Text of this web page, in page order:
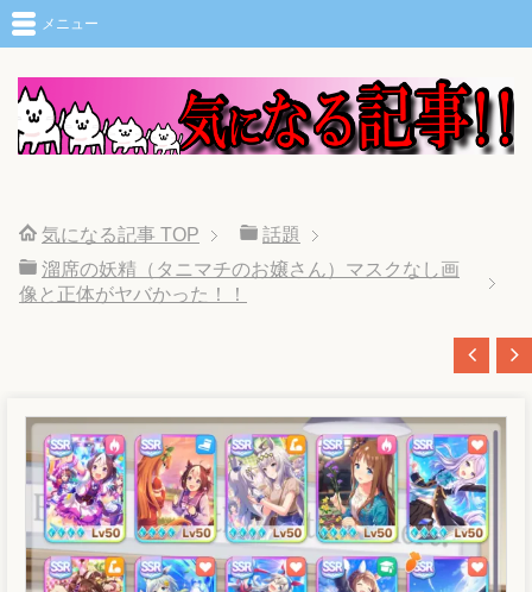
メニュー
気になる記事 TOP
話題
溜席の妖精（タニマチのお嬢さん）マスクなし画
像と正体がヤバかった！！